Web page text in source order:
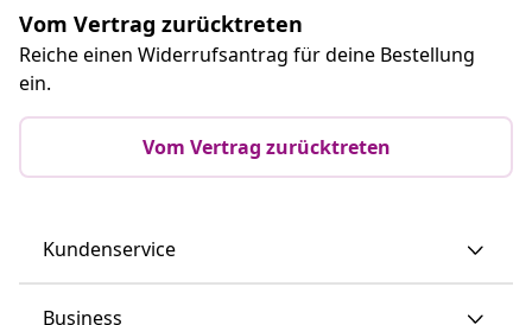
Vom Vertrag zurücktreten
Reiche einen Widerrufsantrag für deine Bestellung
ein.
Vom Vertrag zurücktreten
Kundenservice
Business